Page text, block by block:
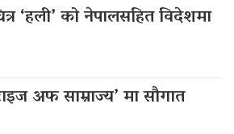
‘हली’ को नेपालसहित विदेशमा
अफ साम्राज्य’ मा सौगात